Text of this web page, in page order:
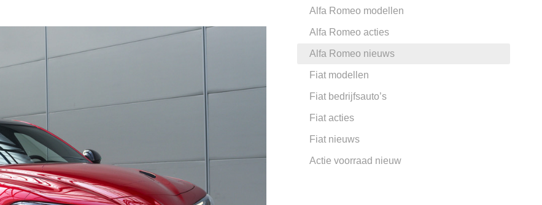
Alfa Romeo modellen
Alfa Romeo acties
Alfa Romeo nieuws
Fiat modellen
Fiat bedrijfsauto’s
Fiat acties
Fiat nieuws
Actie voorraad nieuw